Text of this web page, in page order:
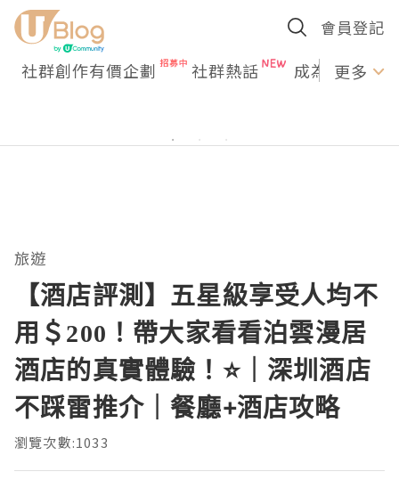
會員登記
社群創作有價企劃 社群熱話 成為U更多
旅遊
【酒店評測】五星級享受人均不
用＄200！帶大家看看泊雲漫居
酒店的真實體驗！⭐️｜深圳酒店
不踩雷推介｜餐廳+酒店攻略
瀏覽次數:1033